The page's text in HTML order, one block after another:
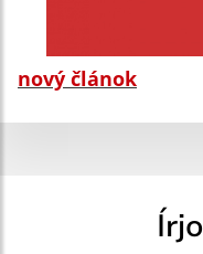
nový článok